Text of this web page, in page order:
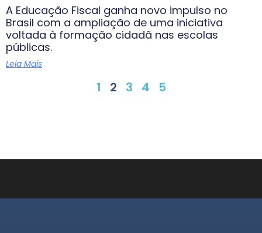
A Educação Fiscal ganha novo impulso no
Brasil com a ampliação de uma iniciativa
voltada à formação cidadã nas escolas
públicas.
Leia Mais
1 2 3 4 5